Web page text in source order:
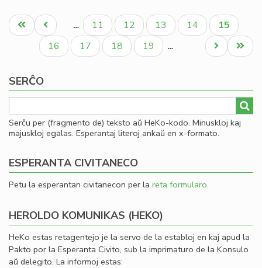
Pagination
Unua
paĝo
Antaŭa
paĝo
… Paĝo
11 Paĝo
12 Paĝo
13 Paĝo
14
Aktuala
paĝo
15
Paĝo
16 Paĝo
17 Paĝo
18 Paĝo
19 …
Last
page
Next
page
SERĈO
Serĉu per (fragmento de) teksto aŭ HeKo-kodo. Minuskloj kaj
majuskloj egalas. Esperantaj literoj ankaŭ en x-formato.
ESPERANTA CIVITANECO
Petu la esperantan civitanecon per la reta formularo.
HEROLDO KOMUNIKAS (HEKO)
HeKo estas retagentejo je la servo de la establoj en kaj apud la
Pakto por la Esperanta Civito, sub la imprimaturo de la Konsulo
aŭ delegito. La informoj estas: